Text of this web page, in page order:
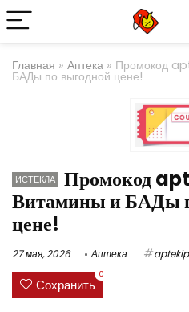
Главная » Аптека » Промокод
БАДы по выгодной цене!
ИСТЕКЛА
Промокод
Витамины и БАДы
цене!
27 мая, 2026 Аптека
Сохранить
0